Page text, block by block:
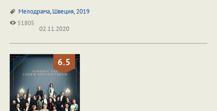
Мелодрама,Швеция,2019
51805
02.11.2020
6.5